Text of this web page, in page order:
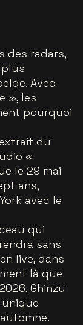
des radars,
plus
Avec
», les
pourquoi
du
«
le 29 mai
ans,
avec le
qui
sans
live, dans
là que
Ghinzu